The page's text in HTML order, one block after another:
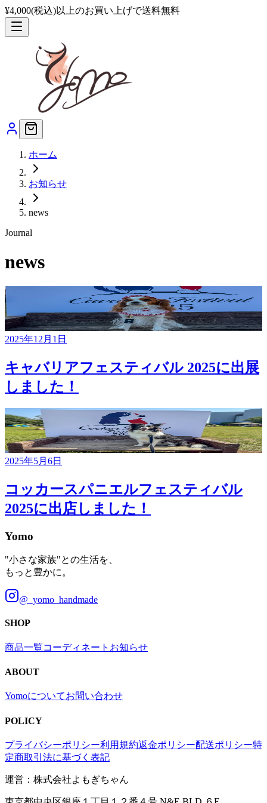
¥4,000(税込)以上のお買い上げで送料無料
ホーム
お知らせ
news
Journal
news
2025年12月1日
キャバリアフェスティバル 2025に出展
しました！
2025年5月6日
コッカースパニエルフェスティバル
2025に出店しました！
Yomo
"小さな家族"との生活を、
もっと豊かに。
@_yomo_handmade
SHOP
商品一覧コーディネート お知らせ
ABOUT
Yomoについてお問い合わせ
POLICY
プライバシーポリシー利用規約返金ポリシー配送ポリシー特
定商取引法に基づく表記
運営：株式会社よもぎちゃん